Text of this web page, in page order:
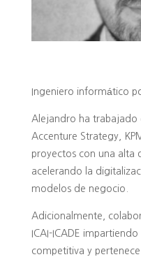
Ingeniero informático
Alejandro ha trabajado
Accenture Strategy,
proyectos con una alta
acelerando la
modelos de negocio.
Adicionalmente,
ICAI-ICADE
competitiva y